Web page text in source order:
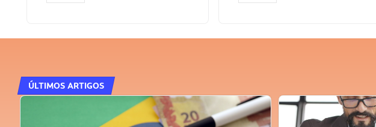
ÚLTIMOS ARTIGOS